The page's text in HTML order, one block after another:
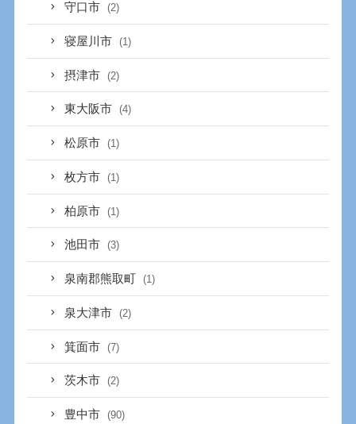
守口市 (2)
寝屋川市 (1)
摂津市 (2)
東大阪市 (4)
松原市 (1)
枚方市 (1)
柏原市 (1)
池田市 (3)
泉南郡熊取町 (1)
泉大津市 (2)
箕面市 (7)
茨木市 (2)
豊中市 (90)